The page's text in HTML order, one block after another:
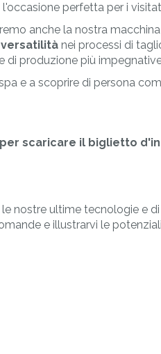
perfetta per i
anche la nostra
nei processi di
di produzione più
e a scoprire di persona
per scaricare il biglietto
nostre ultime tecnologie e
e illustrarvi le